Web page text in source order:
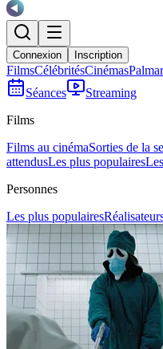
Connexion Inscription
FilmsCélébritésCinémas
Séances
Streaming
Films
Films au cinémaSorties de la
attendusLes plus populaires
Personnes
Les plus populaires